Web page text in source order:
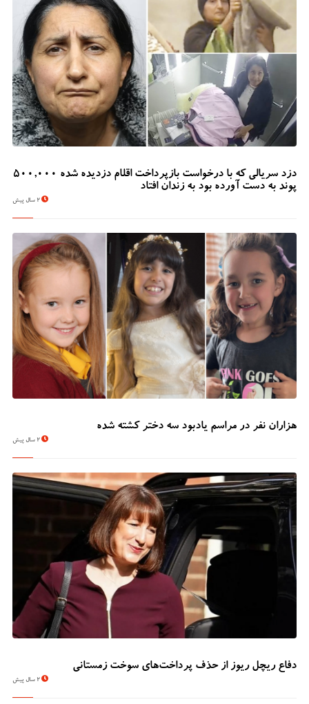
دزد سریالی که با درخواست بازپرداخت اقلام دزدیده شده 500,000
پوند به دست آورده بود به زندان افتاد
2 سال پیش
هزاران نفر در مراسم یادبود سه دختر کشته شده
2 سال پیش
دفاع ریچل ریوز از حذف پرداخت‌های سوخت زمستانی
2 سال پیش